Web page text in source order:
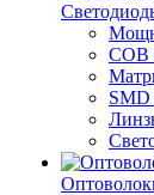
COB
SMD